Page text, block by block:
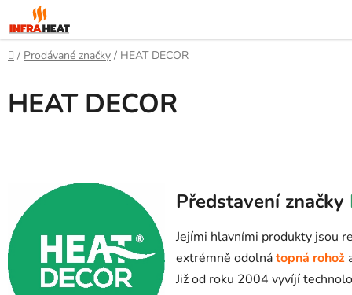
na
obsah
Domů
/ Prodávané značky / HEAT DECOR
HEAT DECOR
Představení značky
Jejími hlavními produkty jsou
extrémně odolnátopná rohož
Již od roku 2004 vyvíjí